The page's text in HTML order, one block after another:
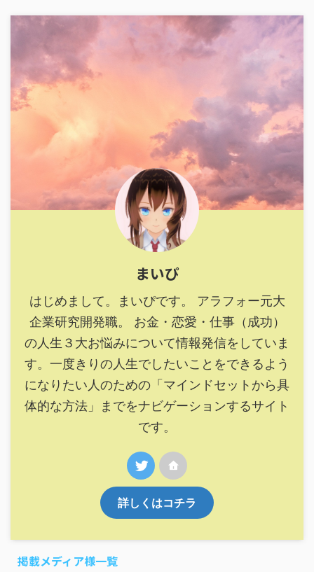
まいぴ
はじめまして。まいぴです。 アラフォー元大
企業研究開発職。 お金・恋愛・仕事（成功）
の人生３大お悩みについて情報発信をしていま
す。一度きりの人生でしたいことをできるよう
になりたい人のための「マインドセットから具
体的な方法」までをナビゲーションするサイト
です。
詳しくはコチラ
掲載メディア様一覧